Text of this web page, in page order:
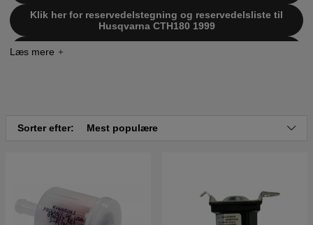
Klik her for reservedelstegning og reservedelsliste til
Husqvarna CTH180 1999
Husqvarna CTH180 TWIN 2007-05 (96061018701)
Sorter efter: Mest populære